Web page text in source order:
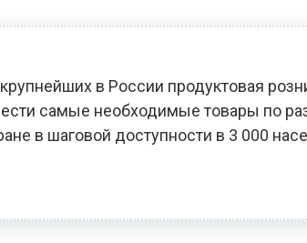
в России продуктовая
самые необходимые товары по
в шаговой доступности в 3 000